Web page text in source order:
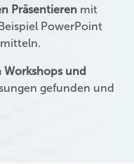
Präsentieren mit
PowerPoint
und
gefunden und